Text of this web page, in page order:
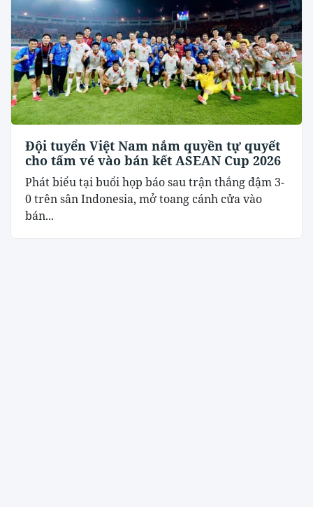
Đội tuyển Việt Nam nắm quyền tự quyết
cho tấm vé vào bán kết ASEAN Cup 2026
Phát biểu tại buổi họp báo sau trận thắng đậm 3-
0 trên sân Indonesia, mở toang cánh cửa vào
bán...